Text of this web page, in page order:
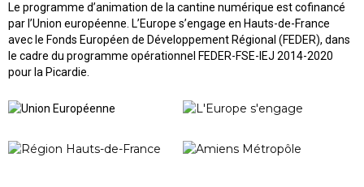
Le programme d’animation de la cantine numérique est cofinancé
par l’Union européenne. L’Europe s’engage en Hauts-de-France
avec le Fonds Européen de Développement Régional (FEDER), dans
le cadre du programme opérationnel FEDER-FSE-IEJ 2014-2020
pour la Picardie.